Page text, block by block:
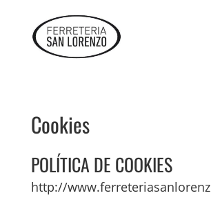
Cookies
POLÍTICA DE COOKIES
http://